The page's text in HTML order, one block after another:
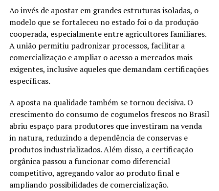
Ao invés de apostar em grandes estruturas isoladas, o
modelo que se fortaleceu no estado foi o da produção
cooperada, especialmente entre agricultores familiares.
A união permitiu padronizar processos, facilitar a
comercialização e ampliar o acesso a mercados mais
exigentes, inclusive aqueles que demandam certificações
específicas.
A aposta na qualidade também se tornou decisiva. O
crescimento do consumo de cogumelos frescos no Brasil
abriu espaço para produtores que investiram na venda
in natura, reduzindo a dependência de conservas e
produtos industrializados. Além disso, a certificação
orgânica passou a funcionar como diferencial
competitivo, agregando valor ao produto final e
ampliando possibilidades de comercialização.